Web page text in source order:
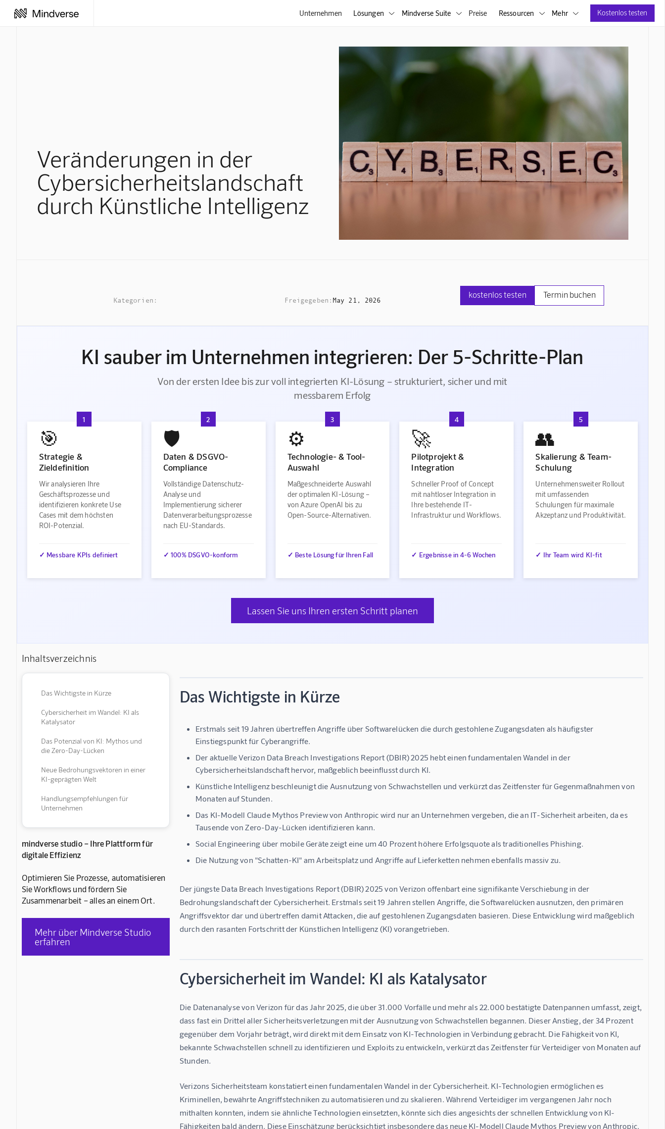
Unternehmen Lösungen  Mindverse Suite  Preise Ressourcen  Mehr  Kostenlos testen
Veränderungen in der
Cybersicherheitslandschaft
durch Künstliche Intelligenz
Kategorien: Freigegeben: May 21, 2026
kostenlos testen Termin buchen
KI sauber im Unternehmen integrieren: Der 5-Schritte-Plan
Von der ersten Idee bis zur voll integrierten KI-Lösung – strukturiert, sicher und mit
messbarem Erfolg
1
🎯
Strategie &
Zieldefinition
Wir analysieren Ihre
Geschäftsprozesse und
identifizieren konkrete Use
Cases mit dem höchsten
ROI-Potenzial.
✓ Messbare KPIs definiert
2
🛡️
Daten & DSGVO-
Compliance
Vollständige Datenschutz-
Analyse und
Implementierung sicherer
Datenverarbeitungsprozesse
nach EU-Standards.
✓ 100% DSGVO-konform
3
⚙️
Technologie- & Tool-
Auswahl
Maßgeschneiderte Auswahl
der optimalen KI-Lösung –
von Azure OpenAI bis zu
Open-Source-Alternativen.
✓ Beste Lösung für Ihren Fall
4
🚀
Pilotprojekt &
Integration
Schneller Proof of Concept
mit nahtloser Integration in
Ihre bestehende IT-
Infrastruktur und Workflows.
✓ Ergebnisse in 4-6 Wochen
5
👥
Skalierung & Team-
Schulung
Unternehmensweiter Rollout
mit umfassenden
Schulungen für maximale
Akzeptanz und Produktivität.
✓ Ihr Team wird KI-fit
Lassen Sie uns Ihren ersten Schritt planen
Inhaltsverzeichnis
Das Wichtigste in Kürze
Cybersicherheit im Wandel: KI als
Katalysator
Das Potenzial von KI: Mythos und
die Zero-Day-Lücken
Neue Bedrohungsvektoren in einer
KI-geprägten Welt
Handlungsempfehlungen für
Unternehmen
mindverse studio – Ihre Plattform für
digitale Effizienz
Optimieren Sie Prozesse, automatisieren
Sie Workflows und fördern Sie
Zusammenarbeit – alles an einem Ort.
Mehr über Mindverse Studio
erfahren
Das Wichtigste in Kürze
Erstmals seit 19 Jahren übertreffen Angriffe über Softwarelücken die durch gestohlene Zugangsdaten als häufigster
Einstiegspunkt für Cyberangriffe.
Der aktuelle Verizon Data Breach Investigations Report (DBIR) 2025 hebt einen fundamentalen Wandel in der
Cybersicherheitslandschaft hervor, maßgeblich beeinflusst durch KI.
Künstliche Intelligenz beschleunigt die Ausnutzung von Schwachstellen und verkürzt das Zeitfenster für Gegenmaßnahmen von
Monaten auf Stunden.
Das KI-Modell Claude Mythos Preview von Anthropic wird nur an Unternehmen vergeben, die an IT-Sicherheit arbeiten, da es
Tausende von Zero-Day-Lücken identifizieren kann.
Social Engineering über mobile Geräte zeigt eine um 40 Prozent höhere Erfolgsquote als traditionelles Phishing.
Die Nutzung von "Schatten-KI" am Arbeitsplatz und Angriffe auf Lieferketten nehmen ebenfalls massiv zu.
Der jüngste Data Breach Investigations Report (DBIR) 2025 von Verizon offenbart eine signifikante Verschiebung in der
Bedrohungslandschaft der Cybersicherheit. Erstmals seit 19 Jahren stellen Angriffe, die Softwarelücken ausnutzen, den primären
Angriffsvektor dar und übertreffen damit Attacken, die auf gestohlenen Zugangsdaten basieren. Diese Entwicklung wird maßgeblich
durch den rasanten Fortschritt der Künstlichen Intelligenz (KI) vorangetrieben.
Cybersicherheit im Wandel: KI als Katalysator
Die Datenanalyse von Verizon für das Jahr 2025, die über 31.000 Vorfälle und mehr als 22.000 bestätigte Datenpannen umfasst, zeigt,
dass fast ein Drittel aller Sicherheitsverletzungen mit der Ausnutzung von Schwachstellen begannen. Dieser Anstieg, der 34 Prozent
gegenüber dem Vorjahr beträgt, wird direkt mit dem Einsatz von KI-Technologien in Verbindung gebracht. Die Fähigkeit von KI,
bekannte Schwachstellen schnell zu identifizieren und Exploits zu entwickeln, verkürzt das Zeitfenster für Verteidiger von Monaten auf
Stunden.
Verizons Sicherheitsteam konstatiert einen fundamentalen Wandel in der Cybersicherheit. KI-Technologien ermöglichen es
Kriminellen, bewährte Angriffstechniken zu automatisieren und zu skalieren. Während Verteidiger im vergangenen Jahr noch
mithalten konnten, indem sie ähnliche Technologien einsetzten, könnte sich dies angesichts der schnellen Entwicklung von KI-
Fähigkeiten bald ändern. Diese Einschätzung berücksichtigt insbesondere das neue KI-Modell Claude Mythos Preview von Anthropic.